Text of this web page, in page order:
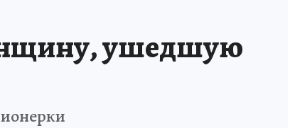
ушедшую